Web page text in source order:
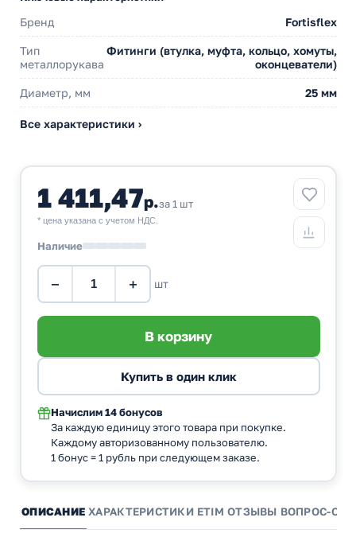
Бренд Fortisflex
Тип
металлорукава
Фитинги (втулка, муфта, кольцо, хомуты,
оконцеватели)
Диаметр, мм 25 мм
Все характеристики ›
1 411,47р.за 1 шт
* цена указана с учетом НДС.
Наличие
− + шт
Начислим 14 бонусов
За каждую единицу этого товара при покупке.
Каждому авторизованному пользователю.
1 бонус = 1 рубль при следующем заказе.
ОПИСАНИЕ ХАРАКТЕРИСТИКИ ETIM ОТЗЫВЫ ВОПРОС-